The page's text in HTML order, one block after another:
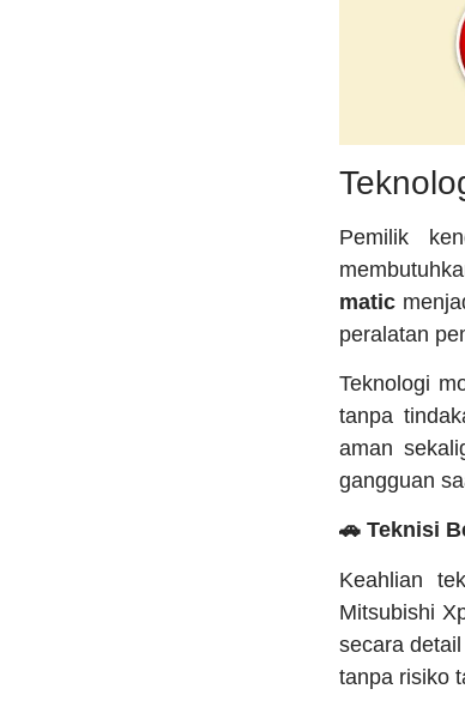
Pemilik
matic
peralatan
Teknologi
tanpa
aman
gangguan
🚗 Teknisi
Keahlian
Mitsubishi
secara
tanpa risiko